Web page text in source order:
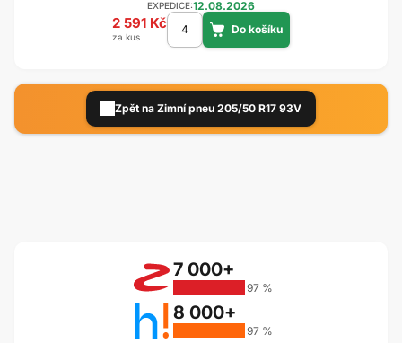
EXPEDICE:12.08.2026
2 591 Kč
za kus
Zpět na Zimní pneu 205/50 R17 93V
7 000+
97 %
8 000+
97 %